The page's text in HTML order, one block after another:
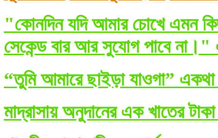
"কোনদিন যদি আমার চোখে এমন
সেকেন্ড বার আর সুযোগ পাবে না।"
“তুমি আমারে ছাইড়া যাওগা” একথা
মাদ্রাসায় অনুদানের এক খাতের